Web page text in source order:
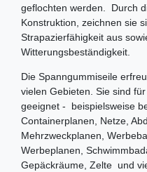
geflochten werden. Durch
Konstruktion, zeichnen sie
Strapazierfähigkeit aus
Witterungsbeständigkeit.
Die Spanngummiseile
vielen Gebieten. Sie sind
geeignet - beispielsweise
Containerplanen, Netze,
Mehrzweckplanen,
Werbeplanen,
Gepäckräume, Zelte und